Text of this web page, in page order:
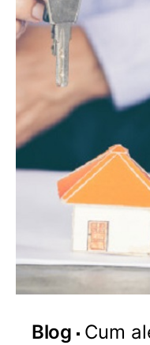
Blog
Cum